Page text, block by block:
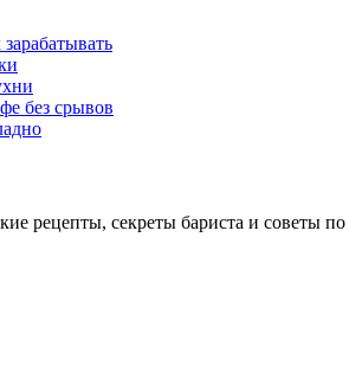
без срывов
рецепты, секреты бариста и советы